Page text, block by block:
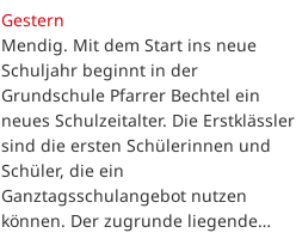
Gestern
Mendig. Mit dem Start ins neue
Schuljahr beginnt in der
Grundschule Pfarrer Bechtel ein
neues Schulzeitalter. Die Erstklässler
sind die ersten Schülerinnen und
Schüler, die ein
Ganztagsschulangebot nutzen
können. Der zugrunde liegende…